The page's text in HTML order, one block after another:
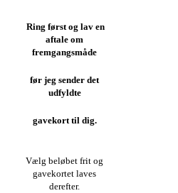
Ring først og lav en
aftale om
fremgangsmåde
før jeg sender det
udfyldte
gavekort til dig.
Vælg beløbet frit og
gavekortet laves
derefter.